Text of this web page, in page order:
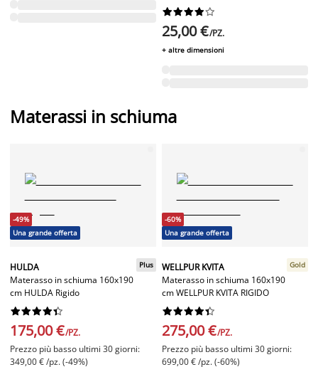






25,00 €/PZ.
+ altre dimensioni
Materassi in schiuma
-49%
Una grande offerta
HULDA
Materasso in schiuma 160x190
cm HULDA Rigido
Plus






175,00 €/PZ.
Prezzo più basso ultimi 30 giorni:
349,00 € /pz. (-49%)
-60%
Una grande offerta
WELLPUR KVITA
Materasso in schiuma 160x190
cm WELLPUR KVITA RIGIDO
Gold






275,00 €/PZ.
Prezzo più basso ultimi 30 giorni:
699,00 € /pz. (-60%)